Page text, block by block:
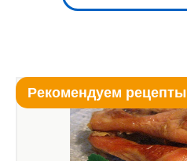
Рекомендуем рецепты